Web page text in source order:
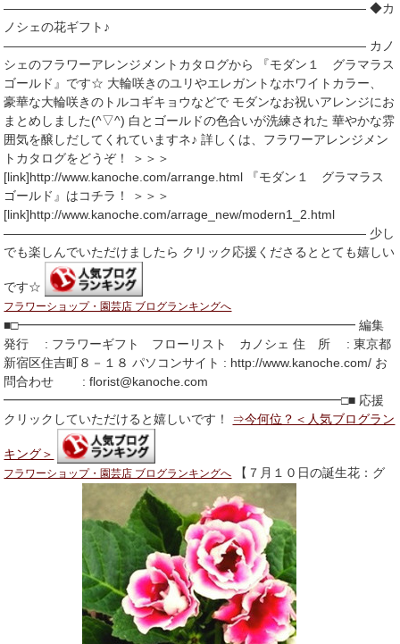
――――――――――――――――――――――――――――― ◆カ
ノシェの花ギフト♪
――――――――――――――――――――――――――――― カノ
シェのフラワーアレンジメントカタログから 『モダン１ グラマラス
ゴールド』です☆ 大輪咲きのユリやエレガントなホワイトカラー、
豪華な大輪咲きのトルコギキョウなどで モダンなお祝いアレンジにお
まとめしました(^▽^) 白とゴールドの色合いが洗練された 華やかな雰
囲気を醸しだしてくれていますネ♪ 詳しくは、フラワーアレンジメン
トカタログをどうぞ！ ＞＞＞
[link]http://www.kanoche.com/arrange.html 『モダン１ グラマラス
ゴールド』はコチラ！ ＞＞＞
[link]http://www.kanoche.com/arrage_new/modern1_2.html
――――――――――――――――――――――――――――― 少し
でも楽しんでいただけましたら クリック応援くださるととても嬉しい
です☆
フラワーショップ・園芸店 ブログランキングへ
■□━━━━━━━━━━━━━━━━━━━━━━━━━━━ 編集
発行 : フラワーギフト フローリスト カノシェ 住 所 : 東京都
新宿区住吉町８－１８ パソコンサイト : http://www.kanoche.com/ お
問合わせ : florist@kanoche.com
━━━━━━━━━━━━━━━━━━━━━━━━━━━□■ 応援
クリックしていただけると嬉しいです！ ⇒今何位？＜人気ブログラン
キング＞
フラワーショップ・園芸店 ブログランキングへ 【７月１０日の誕生花：グ